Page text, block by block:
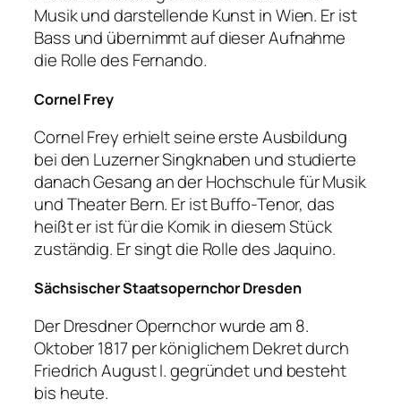
Musik und darstellende Kunst in Wien. Er ist
Bass und übernimmt auf dieser Aufnahme
die Rolle des Fernando.
Cornel Frey
Cornel Frey erhielt seine erste Ausbildung
bei den Luzerner Singknaben und studierte
danach Gesang an der Hochschule für Musik
und Theater Bern. Er ist Buffo-Tenor, das
heißt er ist für die Komik in diesem Stück
zuständig. Er singt die Rolle des Jaquino.
Sächsischer Staatsopernchor Dresden
Der Dresdner Opernchor wurde am 8.
Oktober 1817 per königlichem Dekret durch
Friedrich August I. gegründet und besteht
bis heute.